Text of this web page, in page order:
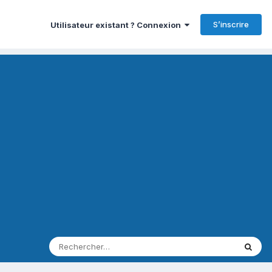
Utilisateur existant ? Connexion S’inscrire